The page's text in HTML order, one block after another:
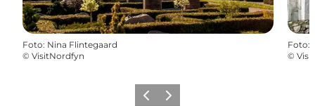
Foto: Nina Flintegaard
© VisitNordfyn
Foto:
©
Forrige billede
Næste billede